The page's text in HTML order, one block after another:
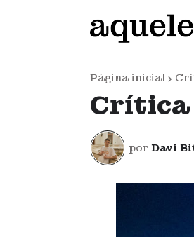
Página inicial
Crítica
por Davi